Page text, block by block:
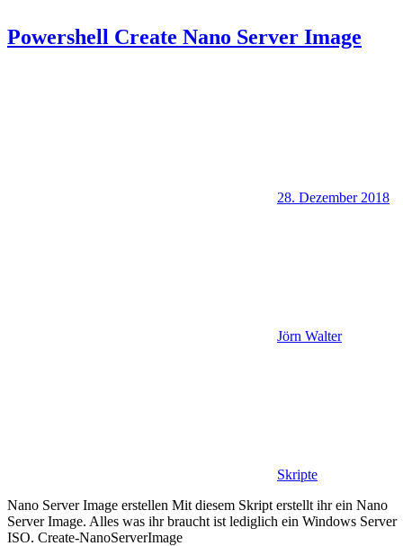
Powershell Create Nano Server Image
28. Dezember 2018
Jörn Walter
Skripte
Nano Server Image erstellen Mit diesem Skript erstellt ihr ein Nano
Server Image. Alles was ihr braucht ist lediglich ein Windows Server
ISO. Create-NanoServerImage